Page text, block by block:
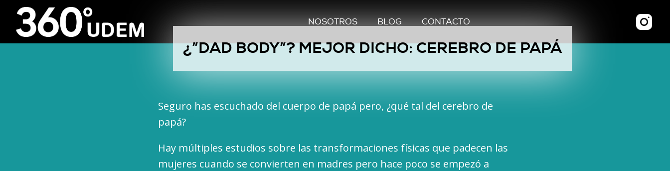
NOSOTROS BLOG CONTACTO
¿”DAD BODY”? MEJOR DICHO: CEREBRO DE PAPÁ
Seguro has escuchado del cuerpo de papá pero, ¿qué tal del cerebro de
papá?
Hay múltiples estudios sobre las transformaciones físicas que padecen las
mujeres cuando se convierten en madres pero hace poco se empezó a